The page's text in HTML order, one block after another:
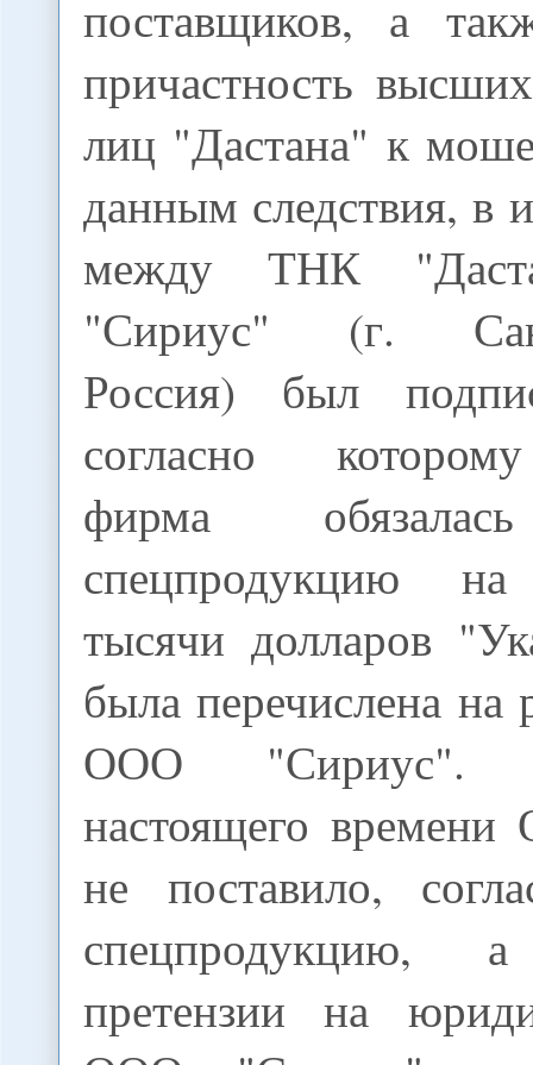
поставщиков, а
причастность
лиц "Дастана" к
данным следствия, в
между ТНК
"Сириус" (г.
Россия) был
согласно
фирма
спецпродукцию
тысячи долларов
была перечислена на
ООО "Сириус".
настоящего
не поставило,
спецпродукцию,
претензии на